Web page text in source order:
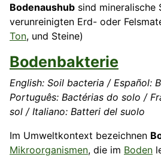
Bodenaushub sind mineralische
verunreinigten Erd- oder
Ton, und Steine)
Bodenbakterie
English: Soil bacteria / Español:
Português: Bactérias do solo /
sol / Italiano: Batteri del suolo
Im Umweltkontext bezeichnen
Mikroorganismen, die im Boden